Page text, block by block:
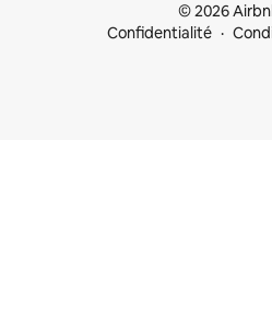
© 2026
Confidentialité